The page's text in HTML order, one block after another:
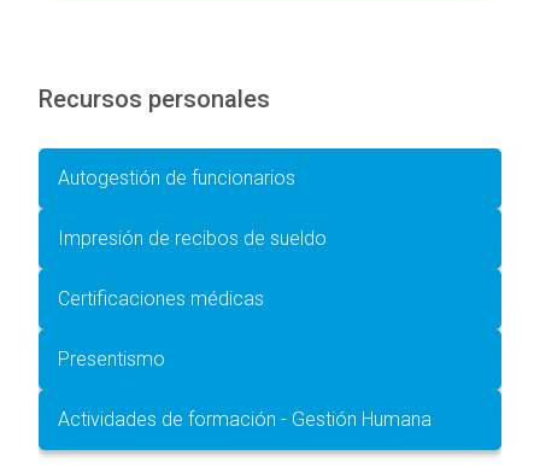
Recursos personales
Autogestión de funcionarios
Impresión de recibos de sueldo
Certificaciones médicas
Presentismo
Actividades de formación - Gestión Humana